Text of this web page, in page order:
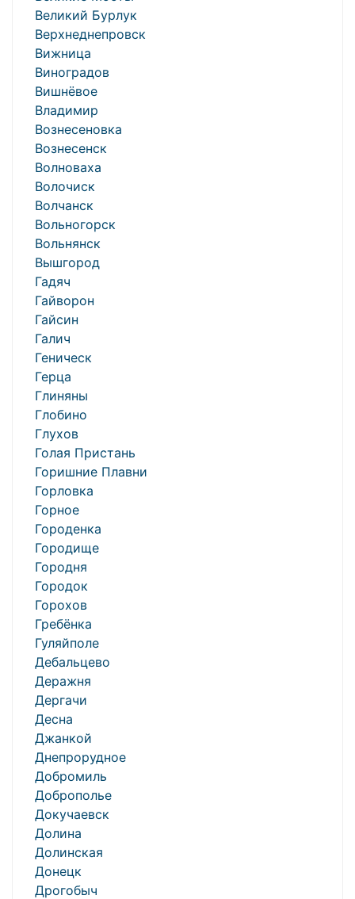
Великий Бурлук
Верхнеднепровск
Вижница
Виноградов
Вишнёвое
Владимир
Вознесеновка
Вознесенск
Волноваха
Волочиск
Волчанск
Вольногорск
Вольнянск
Вышгород
Гадяч
Гайворон
Гайсин
Галич
Геническ
Герца
Глиняны
Глобино
Глухов
Голая Пристань
Горишние Плавни
Горловка
Горное
Городенка
Городище
Городня
Городок
Горохов
Гребёнка
Гуляйполе
Дебальцево
Деражня
Дергачи
Десна
Джанкой
Днепрорудное
Добромиль
Доброполье
Докучаевск
Долина
Долинская
Донецк
Дрогобыч